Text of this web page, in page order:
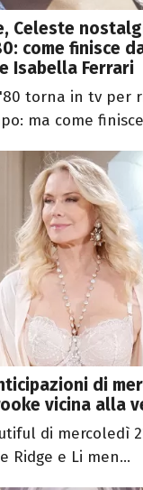
Celeste
come finisce
Isabella Ferrari
torna in tv per
ma come
di
vicina alla
di mercoledì
Ridge e Li men...